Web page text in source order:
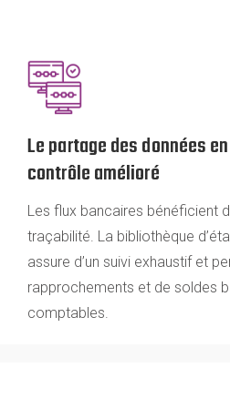
Le partage des données
contrôle amélioré
Les flux bancaires bénéficient
traçabilité. La bibliothèque
assure d’un suivi exhaustif et
rapprochements et de soldes
comptables.